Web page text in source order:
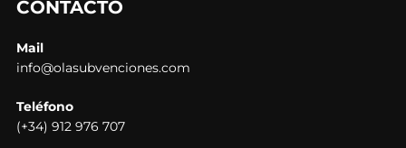
CONTACTO
Mail
info@olasubvenciones.com
Teléfono
(+34) 912 976 707